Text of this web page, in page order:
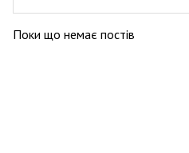
Поки що немає постів